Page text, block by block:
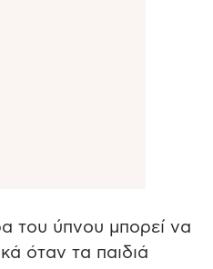
του ύπνου μπορεί να
όταν τα παιδιά